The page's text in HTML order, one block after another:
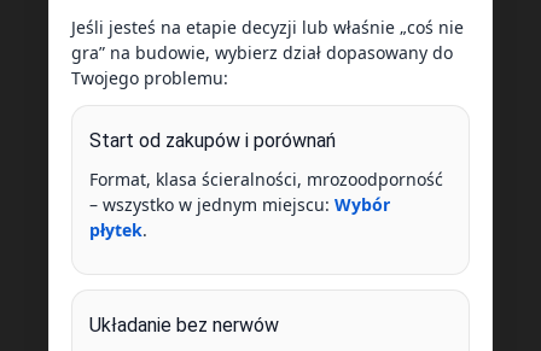
Jeśli jesteś na etapie decyzji lub właśnie „coś nie
gra” na budowie, wybierz dział dopasowany do
Twojego problemu:
Start od zakupów i porównań
Format, klasa ścieralności, mrozoodporność
– wszystko w jednym miejscu: Wybór
płytek.
Układanie bez nerwów